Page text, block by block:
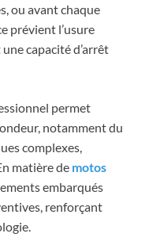
ou avant chaque
prévient l’usure
capacité d’arrêt
permet
notamment du
complexes,
matière de motos
embarqués
renforçant